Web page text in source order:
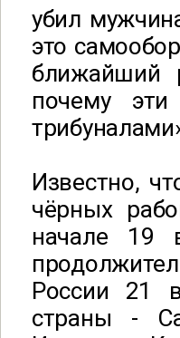
убил
это
ближайший
почему
Известно,
чёрных
начале 19
России 21
страны -